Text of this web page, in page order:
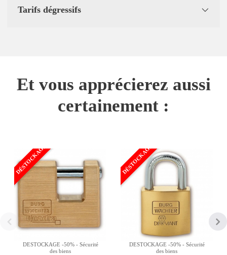
Tarifs dégressifs
Et vous apprécierez aussi
certainement :
DÉSTOCKAGE
DESTOCKAGE -50% - Sécurité
des biens
DÉSTOCKAGE
DESTOCKAGE -50% - Sécurité
des biens